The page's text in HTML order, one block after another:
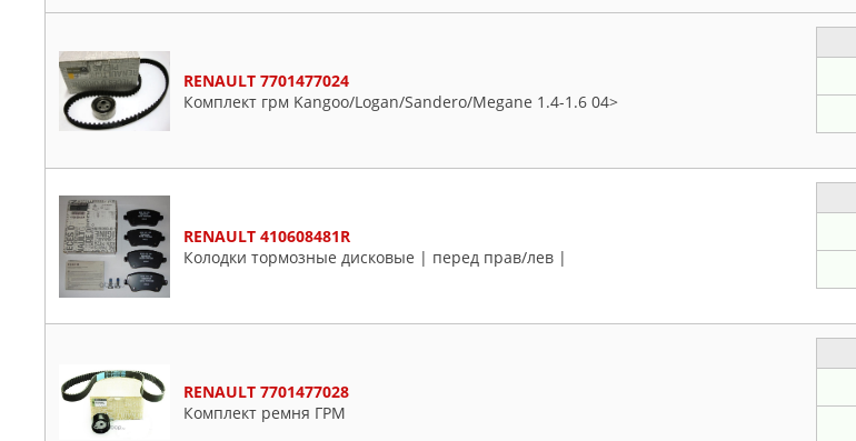
RENAULT 7701477024
Комплект грм Kangoo/Logan/Sandero/Megane 1.4-1.6 04>
RENAULT 410608481R
Колодки тормозные дисковые | перед прав/лев |
RENAULT 7701477028
Комплект ремня ГРМ